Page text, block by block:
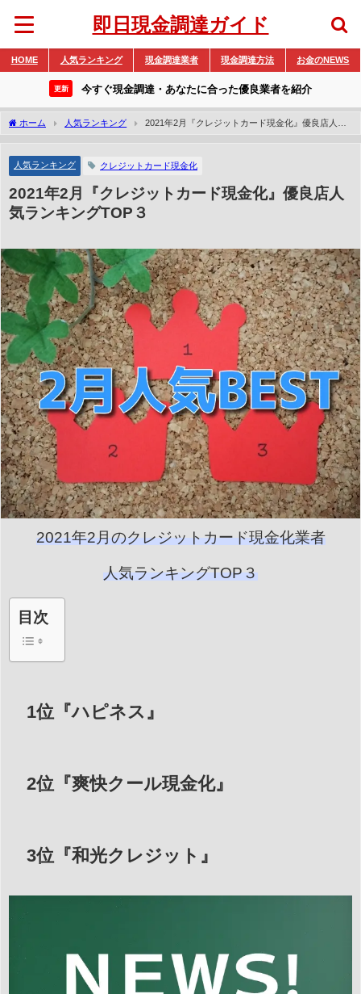
即日現金調達ガイド
HOME 人気ランキング 現金調達業者 現金調達方法 お金のNEWS
更新 今すぐ現金調達・あなたに合った優良業者を紹介
ホーム 人気ランキング
2021年2月『クレジットカード現金化』優良店人気
人気ランキング クレジットカード現金化
2021年2月『クレジットカード現金化』優良店人
気ランキングTOP３
2021年2月のクレジットカード現金化業者
人気ランキングTOP３
目次
1位『ハピネス』
2位『爽快クール現金化』
3位『和光クレジット』